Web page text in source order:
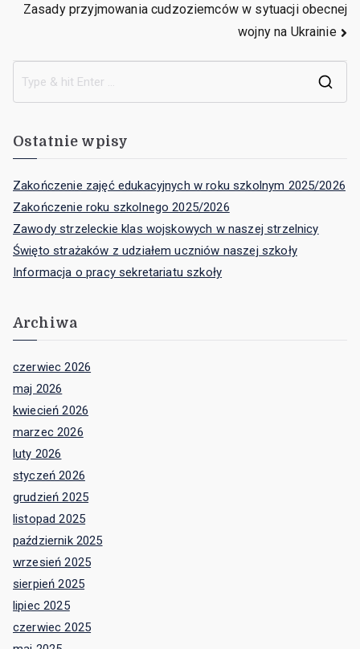
Zasady przyjmowania cudzoziemców w sytuacji obecnej
wojny na Ukrainie
Ostatnie wpisy
Zakończenie zajęć edukacyjnych w roku szkolnym 2025/2026
Zakończenie roku szkolnego 2025/2026
Zawody strzeleckie klas wojskowych w naszej strzelnicy
Święto strażaków z udziałem uczniów naszej szkoły
Informacja o pracy sekretariatu szkoły
Archiwa
czerwiec 2026
maj 2026
kwiecień 2026
marzec 2026
luty 2026
styczeń 2026
grudzień 2025
listopad 2025
październik 2025
wrzesień 2025
sierpień 2025
lipiec 2025
czerwiec 2025